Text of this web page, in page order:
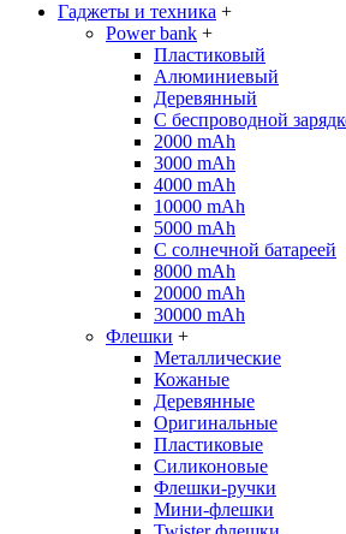
Гаджеты и техника +
Power bank +
Пластиковый
Алюминиевый
Деревянный
С беспроводной
2000 mAh
3000 mAh
4000 mAh
10000 mAh
5000 mAh
С солнечной батареей
8000 mAh
20000 mAh
30000 mAh
Флешки +
Металлические
Кожаные
Деревянные
Оригинальные
Пластиковые
Силиконовые
Флешки-ручки
Мини-флешки